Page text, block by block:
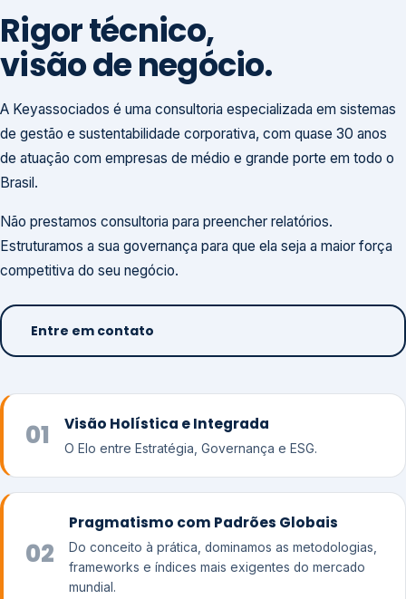
Rigor técnico,
visão de negócio.
A Keyassociados é uma consultoria especializada em sistemas
de gestão e sustentabilidade corporativa, com quase 30 anos
de atuação com empresas de médio e grande porte em todo o
Brasil.
Não prestamos consultoria para preencher relatórios.
Estruturamos a sua governança para que ela seja a maior força
competitiva do seu negócio.
Entre em contato
01 Visão Holística e Integrada
O Elo entre Estratégia, Governança e ESG.
02
Pragmatismo com Padrões Globais
Do conceito à prática, dominamos as metodologias,
frameworks e índices mais exigentes do mercado
mundial.